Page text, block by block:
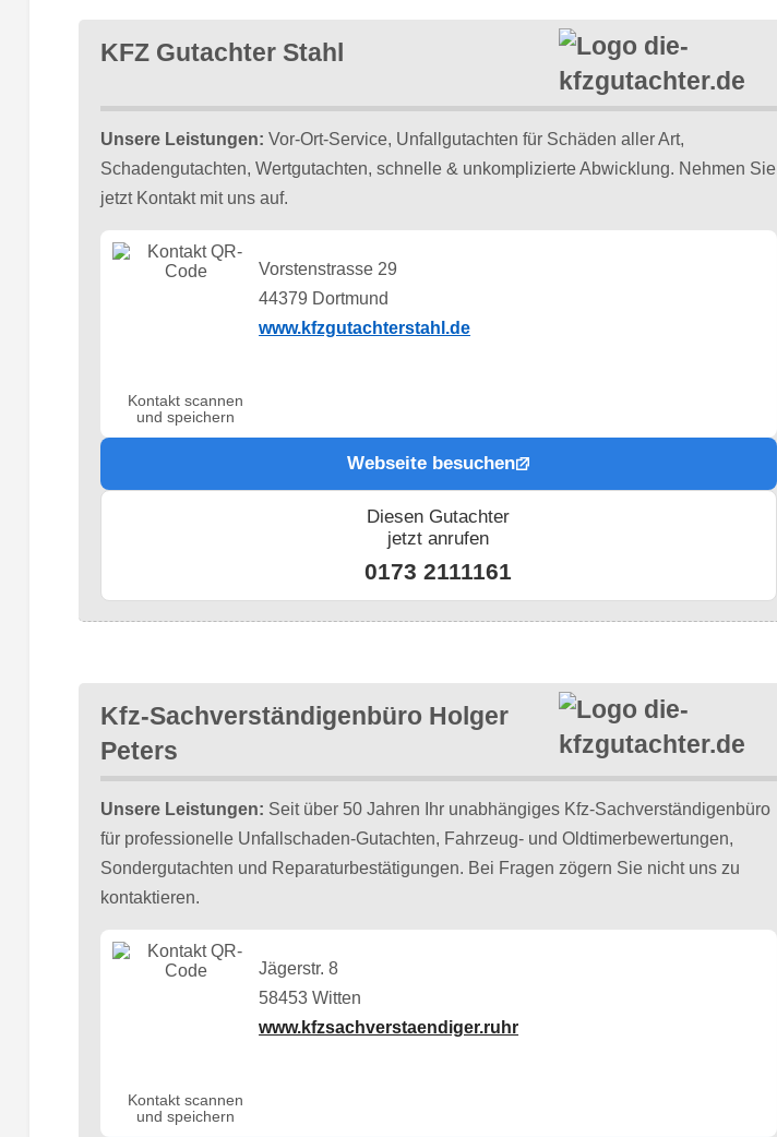
KFZ Gutachter Stahl
Unsere Leistungen: Vor-Ort-Service, Unfallgutachten für Schäden aller Art,
Schadengutachten, Wertgutachten, schnelle & unkomplizierte Abwicklung. Nehmen Sie
jetzt Kontakt mit uns auf.
Kontakt scannen
und speichern
Vorstenstrasse 29
44379 Dortmund
www.kfzgutachterstahl.de
Webseite besuchen
Diesen Gutachter
jetzt anrufen
0173 2111161
Kfz-Sachverständigenbüro Holger
Peters
Unsere Leistungen: Seit über 50 Jahren Ihr unabhängiges Kfz-Sachverständigenbüro
für professionelle Unfallschaden-Gutachten, Fahrzeug- und Oldtimerbewertungen,
Sondergutachten und Reparaturbestätigungen. Bei Fragen zögern Sie nicht uns zu
kontaktieren.
Kontakt scannen
und speichern
Jägerstr. 8
58453 Witten
www.kfzsachverstaendiger.ruhr